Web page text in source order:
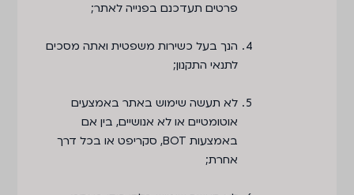
פרטים תעדכנם בפנייה לאתר;
הנך בעל כשירות משפטית ואתה מסכים
לתנאי התקנון;
לא תעשה שימוש באתר באמצעים
אוטומטיים או לא אנושיים, בין אם
באמצעות BOT, סקריפט או בכל דרך
אחרת;